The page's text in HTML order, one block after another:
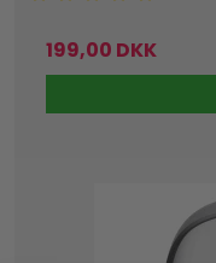
199,00 DKK